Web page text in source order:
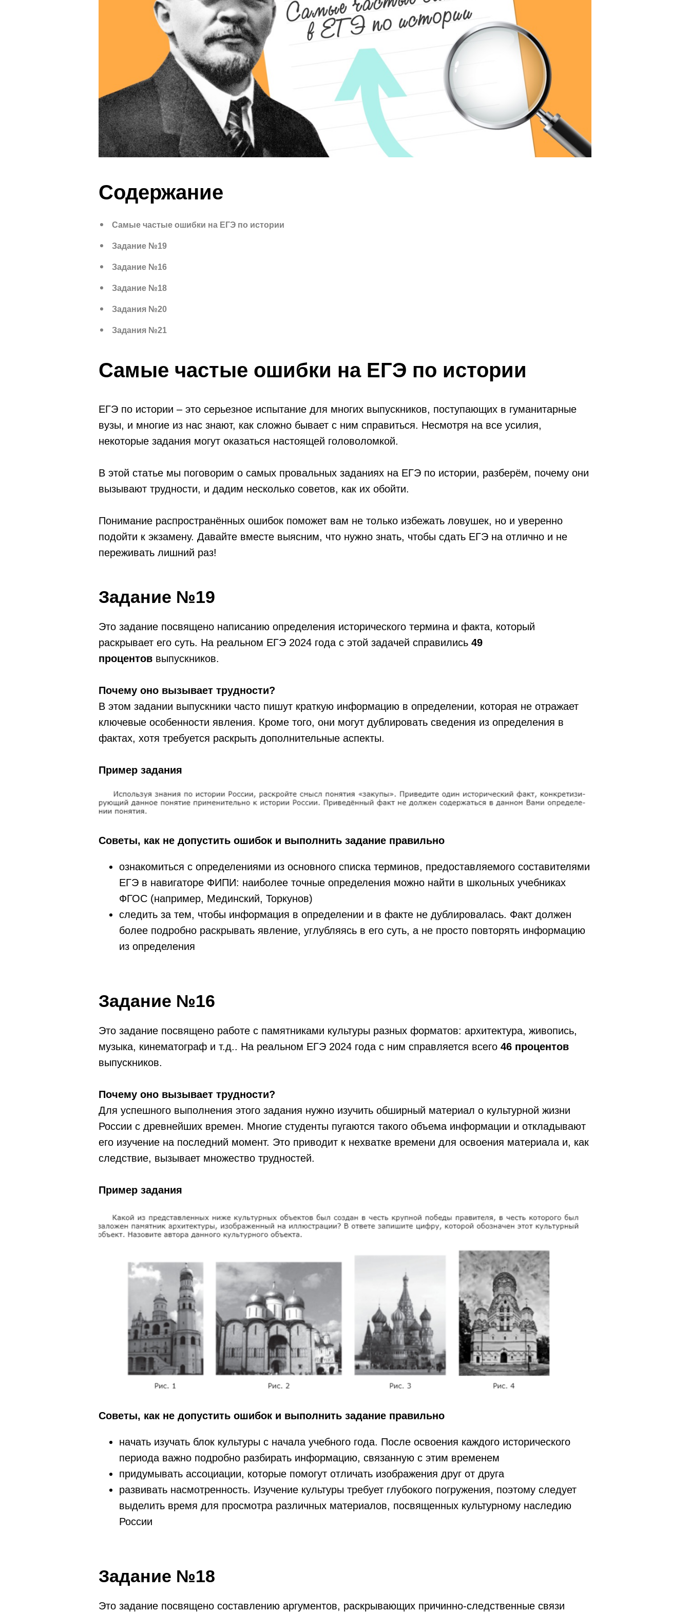
Содержание
Самые частые ошибки на ЕГЭ по истории
Задание №19
Задание №16
Задание №18
Задания №20
Задания №21
Самые частые ошибки на ЕГЭ по истории
ЕГЭ по истории – это серьезное испытание для многих выпускников, поступающих в гуманитарные
вузы, и многие из нас знают, как сложно бывает с ним справиться. Несмотря на все усилия,
некоторые задания могут оказаться настоящей головоломкой.
В этой статье мы поговорим о самых провальных заданиях на ЕГЭ по истории, разберём, почему они
вызывают трудности, и дадим несколько советов, как их обойти.
Понимание распространённых ошибок поможет вам не только избежать ловушек, но и уверенно
подойти к экзамену. Давайте вместе выясним, что нужно знать, чтобы сдать ЕГЭ на отлично и не
переживать лишний раз!
Задание №19
Это задание посвящено написанию определения исторического термина и факта, который
раскрывает его суть. На реальном ЕГЭ 2024 года с этой задачей справились 49
процентов выпускников.
Почему оно вызывает трудности?
В этом задании выпускники часто пишут краткую информацию в определении, которая не отражает
ключевые особенности явления. Кроме того, они могут дублировать сведения из определения в
фактах, хотя требуется раскрыть дополнительные аспекты.
Пример задания
Советы, как не допустить ошибок и выполнить задание правильно
ознакомиться с определениями из основного списка терминов, предоставляемого составителями
ЕГЭ в навигаторе ФИПИ: наиболее точные определения можно найти в школьных учебниках
ФГОС (например, Мединский, Торкунов)
следить за тем, чтобы информация в определении и в факте не дублировалась. Факт должен
более подробно раскрывать явление, углубляясь в его суть, а не просто повторять информацию
из определения
Задание №16
Это задание посвящено работе с памятниками культуры разных форматов: архитектура, живопись,
музыка, кинематограф и т.д.. На реальном ЕГЭ 2024 года с ним справляется всего 46 процентов
выпускников.
Почему оно вызывает трудности?
Для успешного выполнения этого задания нужно изучить обширный материал о культурной жизни
России с древнейших времен. Многие студенты пугаются такого объема информации и откладывают
его изучение на последний момент. Это приводит к нехватке времени для освоения материала и, как
следствие, вызывает множество трудностей.
Пример задания
Советы, как не допустить ошибок и выполнить задание правильно
начать изучать блок культуры с начала учебного года. После освоения каждого исторического
периода важно подробно разбирать информацию, связанную с этим временем
придумывать ассоциации, которые помогут отличать изображения друг от друга
развивать насмотренность. Изучение культуры требует глубокого погружения, поэтому следует
выделить время для просмотра различных материалов, посвященных культурному наследию
России
Задание №18
Это задание посвящено составлению аргументов, раскрывающих причинно-следственные связи